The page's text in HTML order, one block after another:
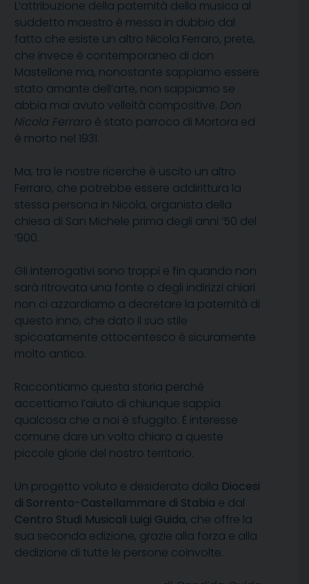
L’attribuzione della paternità della musica al
suddetto maestro è messa in dubbio dal
fatto che esiste un altro Nicola Ferraro, prete,
che invece è contemporaneo di don
Mastellone ma, nonostante sappiamo essere
stato amante dell’arte, non sappiamo se
abbia mai avuto velleità compositive. Don
Nicola Ferraro è stato parroco di Mortora ed
è morto nel 1931.
Ma, tra le nostre ricerche è uscito un altro
Ferraro, che potrebbe essere addirittura la
stessa persona in Nicola, organista della
chiesa di San Michele prima degli anni ‘50 del
‘900.
Gli interrogativi sono troppi e fin quando non
sarà ritrovata una fonte o degli indirizzi chiari
non ci azzardiamo a decretare la paternità di
questo inno, che dato il suo stile
spiccatamente ottocentesco è sicuramente
molto antico.
Raccontiamo questa storia perché
accettiamo l’aiuto di chiunque sappia
qualcosa che a noi è sfuggito. È interesse
comune dare un volto chiaro a queste
piccole glorie del nostro territorio.
Un progetto voluto e desiderato dalla Diocesi
di Sorrento-Castellammare di Stabia e dal
Centro Studi Musicali Luigi Guida, che offre la
sua seconda edizione, grazie alla forza e alla
dedizione di tutte le persone coinvolte.